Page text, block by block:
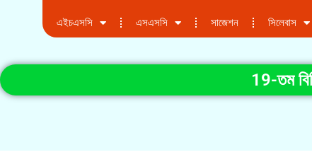
এইচএসসি এসএসসি সাজেশন সিলেবাস
19-তম